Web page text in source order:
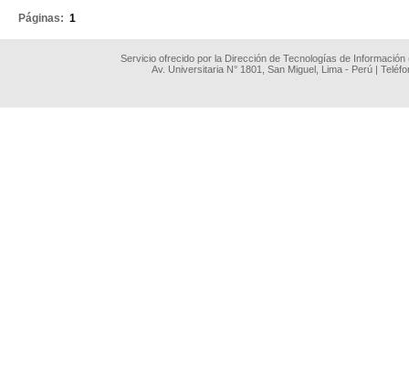
Páginas: 1
Servicio ofrecido por la Dirección de Tecnologías de
Av. Universitaria N° 1801, San Miguel, Lima - Perú |